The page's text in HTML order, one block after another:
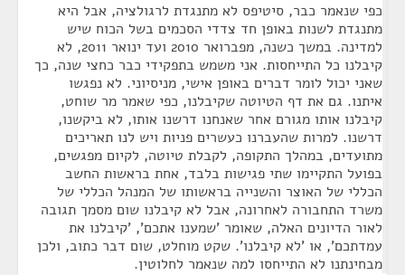
כפי שנאמר כבר, סיטיפס לא מתנגדת לרגולציה, אבל היא
מתנגדת לשנות באופן חד צדדי הסכמים בשל הכוח שיש
למדינה. במשך כשנה, מפברואר 2010 ועד ינואר 2011, לא
קיבלנו כל התייחסות. אני משמש בתפקידי כבר כחצי שנה, כך
שאני יכול לומר דברים באופן אישי, מניסיוני. לא נפגשו
איתנו. גם את דף הטיוטה שקיבלנו, כפי שאמר מר שוחט,
קיבלנו אותו מגורם אחר שאנחנו דרשנו אותו, לא ביקשנו,
דרשנו. למרות שהעברנו כעשרים פניות ויש לנו תאריכים
מתועדים, במהלך התקופה, לקבלת טיוטה, לקיום מפגשים,
בפועל התקיימו שתי פגישות בלבד, אחת בראשות החשב
הכללי של האוצר והשנייה בראשותו של המנהל הכללי של
משרד התחבורה לאחרונה, אבל לא קיבלנו שום מסמך תגובה
לאור הדיונים האלה, שאומר 'שמענו אתכם', 'קיבלנו את
עמדתכם', או 'לא קיבלנו'. שקט מוחלט, שום דבר כתוב, ולכן
מבחינתנו לא התייחסו למה שנאמר לחלוטין.